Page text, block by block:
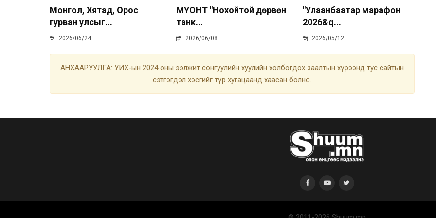
Монгол, Хятад, Орос
гурван улсыг...
2026/06/24
МҮОНТ "Нохойтой дөрвөн
танк...
2026/06/08
"Улаанбаатар марафон
2026&q...
2026/05/12
АНХААРУУЛГА: УИХ-ын 2024 оны ээлжит сонгуулийн хуулийн холбогдох заалтын хүрээнд тус сайтын
сэтгэгдэл хэсгийг түр хугацаанд хаасан болно.